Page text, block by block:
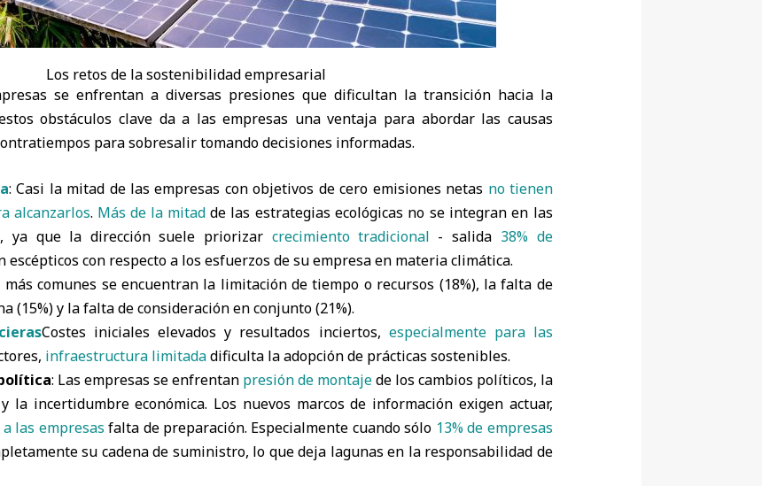
Los retos de la sostenibilidad empresarial
se enfrentan a diversas presiones que dificultan la transición hacia la
obstáculos clave da a las empresas una ventaja para abordar las causas
para sobresalir tomando decisiones informadas.
: Casi la mitad de las empresas con objetivos de cero emisiones netas no tienen
alcanzarlos. Más de la mitadde las estrategias ecológicas no se integran en las
ya que la dirección suele priorizar crecimiento tradicional - salida 38% de
escépticos con respecto a los esfuerzos de su empresa en materia climática.
más comunes se encuentran la limitación de tiempo o recursos (18%), la falta de
(15%) y la falta de consideración en conjunto (21%).
Costes iniciales elevados y resultados inciertos, especialmente para las
infraestructura limitadadificulta la adopción de prácticas sostenibles.
: Las empresas se enfrentan presión de montajede los cambios políticos, la
la incertidumbre económica. Los nuevos marcos de información exigen actuar,
las empresas falta de preparación. Especialmente cuando sólo 13% de empresas
su cadena de suministro, lo que deja lagunas en la responsabilidad de